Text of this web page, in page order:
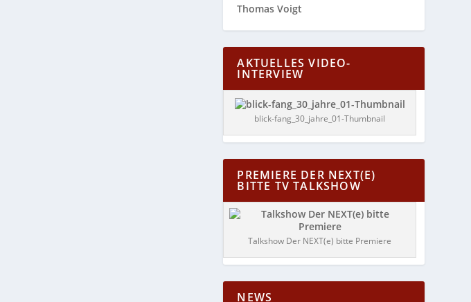
Thomas Voigt
AKTUELLES VIDEO-
INTERVIEW
blick-fang_30_jahre_01-Thumbnail
PREMIERE DER NEXT(E)
BITTE TV TALKSHOW
Talkshow Der NEXT(e) bitte Premiere
NEWS